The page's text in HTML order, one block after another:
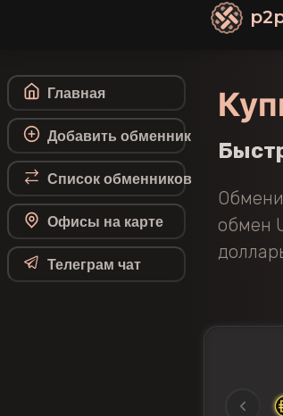
Главная
Добавить обменник
Список обменников
Офисы на карте
Телеграм чат
обмен